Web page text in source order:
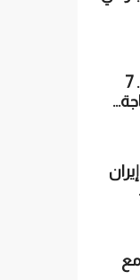
صيفك ممتع بأقل ميزانية.. 7